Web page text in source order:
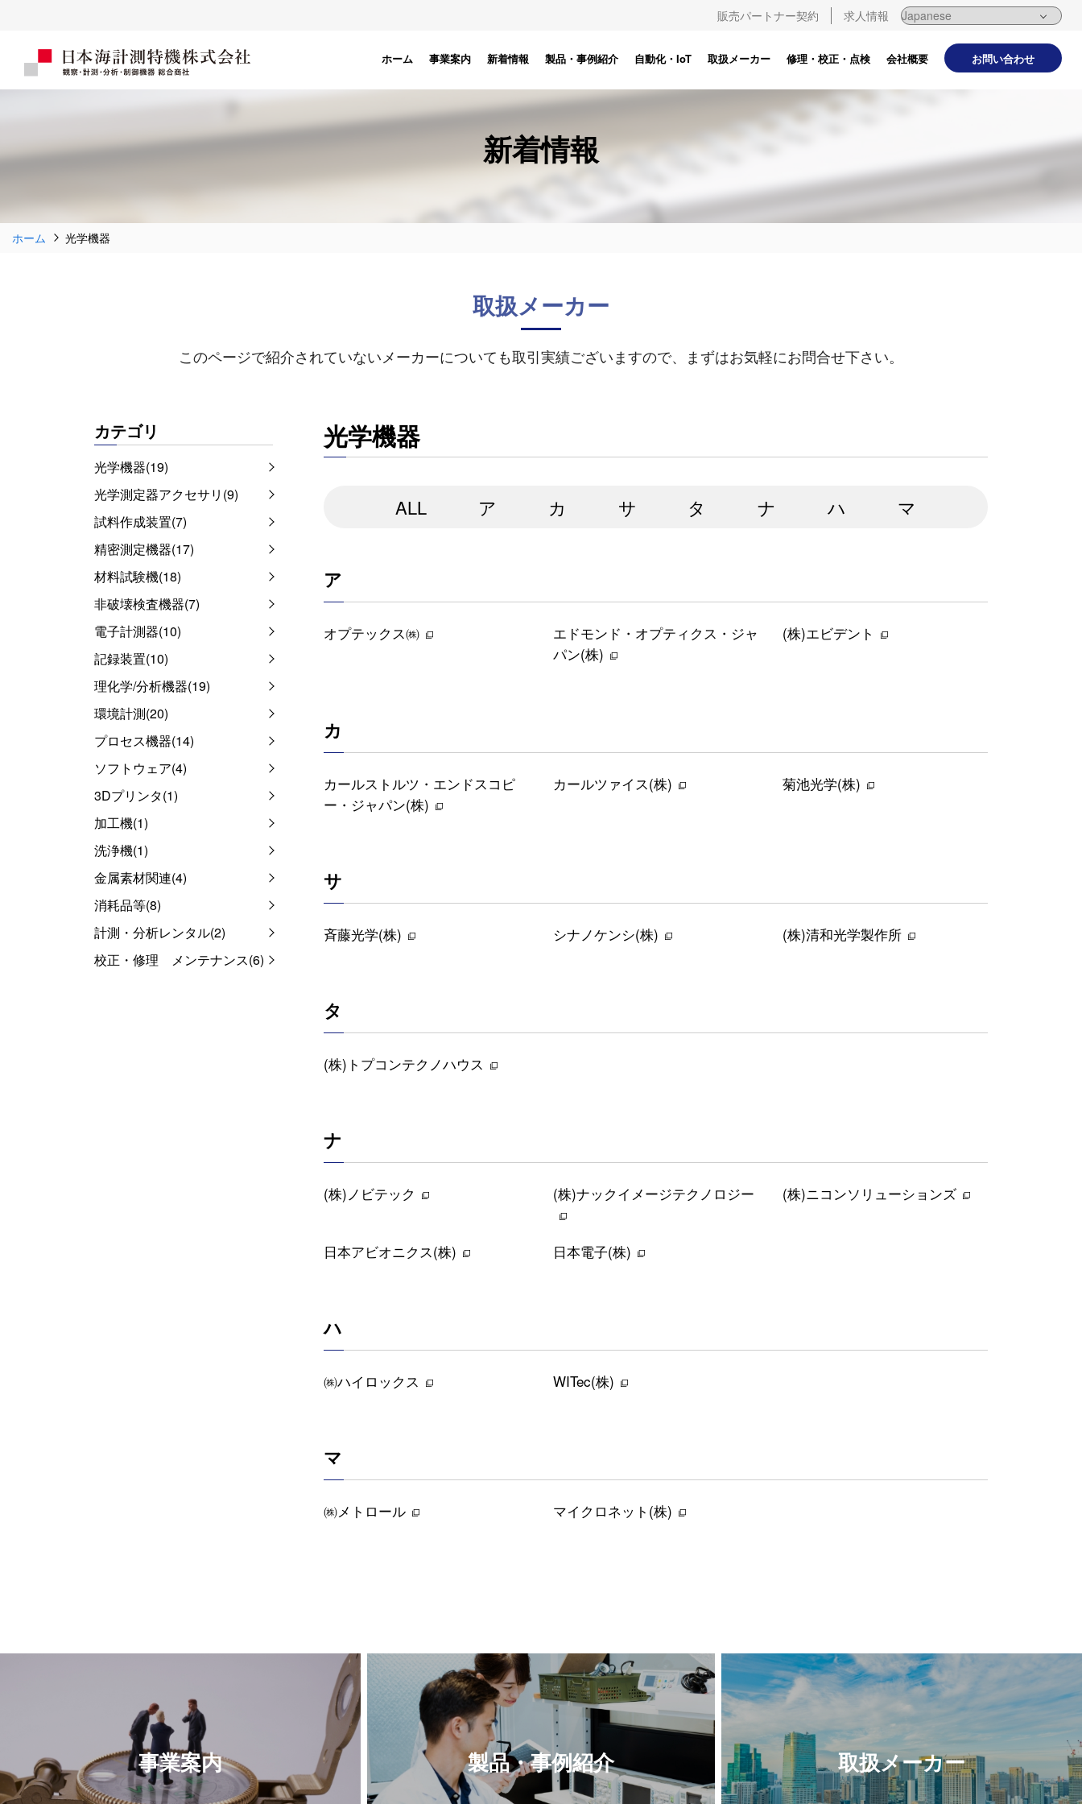
販売パートナー契約 求人情報
ホーム 事業案内 新着情報 製品・事例紹介 自動化・IoT 取扱メーカー 修理・校正・点検 会社概要 お問い合わせ
新着情報
ホーム 光学機器
取扱メーカー
このページで紹介されていないメーカーについても取引実績ございますので、 まずはお気軽にお問合せ下さい。
光学機器
ALL ア カ サ タ ナ ハ マ
ア
オプテックス㈱
エドモンド・オプティクス・ジャ
パン(株)
(株)エビデント
カ
カールストルツ・エンドスコピ
ー・ジャパン(株)
カールツァイス(株) 菊池光学(株)
サ
斉藤光学(株) シナノケンシ(株) (株)清和光学製作所
タ
(株)トプコンテクノハウス
ナ
(株)ノビテック (株)ナックイメージテクノロジー (株)ニコンソリューションズ
日本アビオニクス(株) 日本電子(株)
ハ
㈱ハイロックス WITec(株)
マ
㈱メトロール マイクロネット(株)
カテゴリ
光学機器(19)
光学測定器アクセサリ(9)
試料作成装置(7)
精密測定機器(17)
材料試験機(18)
非破壊検査機器(7)
電子計測器(10)
記録装置(10)
理化学/分析機器(19)
環境計測(20)
プロセス機器(14)
ソフトウェア(4)
3Dプリンタ(1)
加工機(1)
洗浄機(1)
金属素材関連(4)
消耗品等(8)
計測・分析レンタル(2)
校正・修理 メンテナンス(6)
事業案内 製品・事例紹介 取扱メーカー